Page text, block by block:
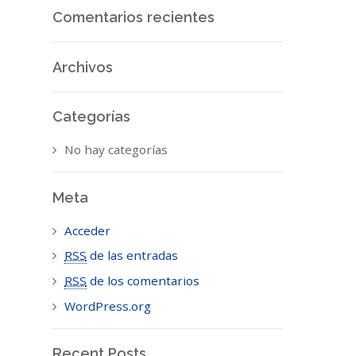
Comentarios recientes
Archivos
Categorías
No hay categorías
Meta
Acceder
RSS de las entradas
RSS de los comentarios
WordPress.org